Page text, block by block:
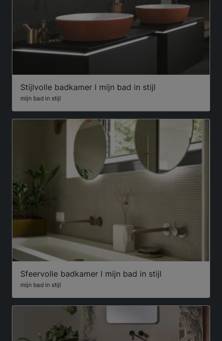
Stijlvolle badkamer l mijn bad in stijl
mijn bad in stijl
Sfeervolle badkamer l mijn bad in stijl
mijn bad in stijl